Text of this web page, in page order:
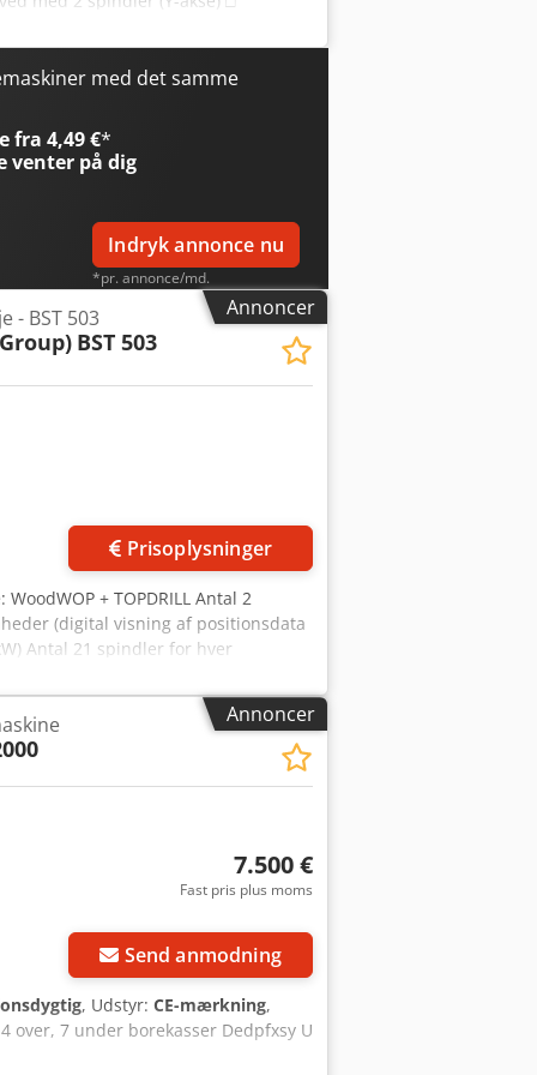
til positionering af emnet □
□ Fræsemotor 10 kW med
7 software Emnestørrelser: □
12–60 mm Generelle oplysninger:
system □ CE-mærkning □ Stand: klar til
□ Sprog: polsk □
med det samme
fra 4,49 €*
venter på dig
Indryk annonce nu
*pr. annonce/md.
Annoncer
- BST 503
BST 503
Prisoplysninger
+ TOPDRILL Antal 2
(digital visning af positionsdata
Antal 21 spindler for hver
(mm): 250 Dodpszrd Sfofx
for akser) Antal 2 borenheder
emnespændere Spåntransportbånd
Annoncer
7.500 €
Fast pris plus moms
Send anmodning
, Udstyr: CE-mærkning,
over, 7 under borekasser Dedpfxsy U